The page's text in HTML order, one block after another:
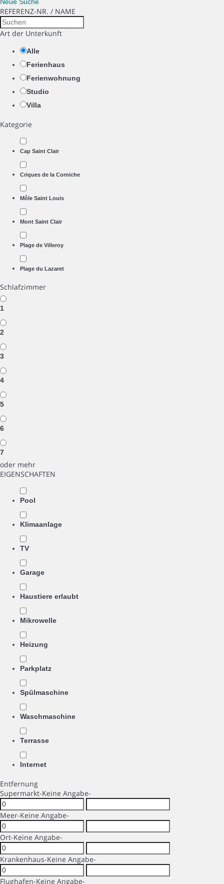
REFERENZ-NR. / NAME
Art der Unterkunft
Alle
Ferienhaus
Ferienwohnung
Studio
Villa
Kategorie
Cap Saint Clair
Criques de la Corniche
Môle Saint Louis
Mont Saint Clair
Plage de Villeroy
Plage du Lazaret
Schlafzimmer
1
2
3
4
5
6
7
oder mehr
EIGENSCHAFTEN
Pool
Klimaanlage
TV
Garage
Haustiere erlaubt
Mikrowelle
Heizung
Parkplatz
Spülmaschine
Waschmaschine
Terrasse
Internet
Entfernung
Supermarkt-Keine Angabe-
Meer-Keine Angabe-
Ort-Keine Angabe-
Krankenhaus-Keine Angabe-
Flughafen-Keine Angabe-